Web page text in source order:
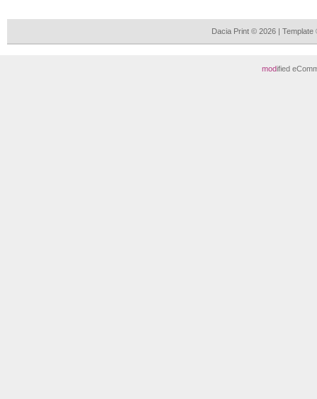
Dacia Print © 2026 |
modified